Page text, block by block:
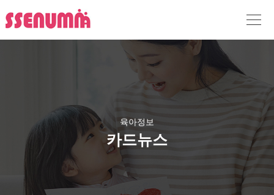
육아정보
카드뉴스